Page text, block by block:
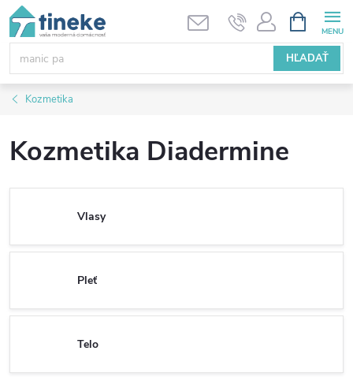
Prejsť
obsah
HĽADAŤ
KOŠÍK
Kozmetika
Kozmetika Diadermine
Vlasy
Pleť
Telo